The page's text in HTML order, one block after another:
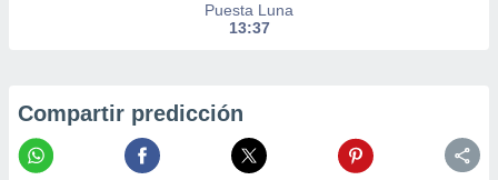
perfiles
utilizar
Puesta Luna
13:37
Compartir predicción